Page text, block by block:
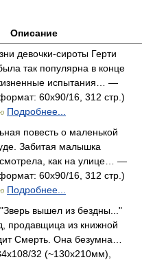
Описание
девочки-сироты Герти
так популярна в конце
испытания… —
60x90/16, 312 стр.)
Подробнее...
повесть о маленькой
Забитая малышка
как на улице… —
60x90/16, 312 стр.)
Подробнее...
вышел из бездны..."
продавщица из книжной
Смерть. Она безумна…
32 (~130x210мм),